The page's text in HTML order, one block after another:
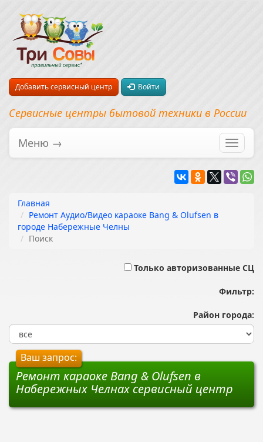
Добавить сервисный центр Войти
Сервисные центры бытовой техники в России
Меню →
Главная
Ремонт Аудио/Видео караоке Bang & Olufsen в
городе Набережные Челны
Поиск
Только авторизованные СЦ
Фильтр:
Район города:
Ваш запрос:
Ремонт караоке Bang & Olufsen в
Набережных Челнах сервисный центр